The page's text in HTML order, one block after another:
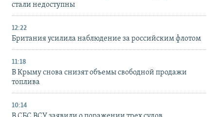
стали недоступны
12:22
Британия усилила наблюдение за российским флотом
11:18
В Крыму снова снизят объемы свободной продажи
топлива
10:14